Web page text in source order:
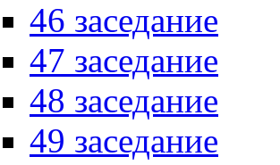
46 заседание
47 заседание
48 заседание
49 заседание